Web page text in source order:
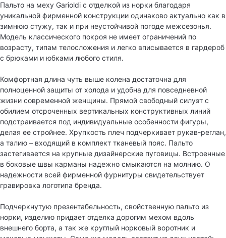
Пальто на меху Garioldi с отделкой из норки благодаря
уникальной фирменной конструкции одинаково актуально как в
зимнюю стужу, так и при неустойчивой погоде межсезонья.
Модель классического покроя не имеет ограничений по
возрасту, типам телосложения и легко вписывается в гардероб
с брюками и юбками любого стиля.
Комфортная длина чуть выше колена достаточна для
полноценной защиты от холода и удобна для повседневной
жизни современной женщины. Прямой свободный силуэт с
обилием отсроченных вертикальных конструктивных линий
подстраивается под индивидуальные особенности фигуры,
делая ее стройнее. Хрупкость плеч подчеркивает рукав-реглан,
а талию – входящий в комплект тканевый пояс. Пальто
застегивается на крупные дизайнерские пуговицы. Встроенные
в боковые швы карманы надежно смыкаются на молнию. О
надежности всей фирменной фурнитуры свидетельствует
гравировка логотипа бренда.
Подчеркнутую презентабельность, свойственную пальто из
норки, изделию придает отделка дорогим мехом вдоль
внешнего борта, а так же круглый норковый воротник и